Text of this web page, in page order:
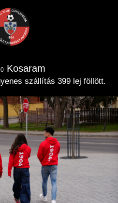
0 Kosaram
szállítás 399 lej föllött.